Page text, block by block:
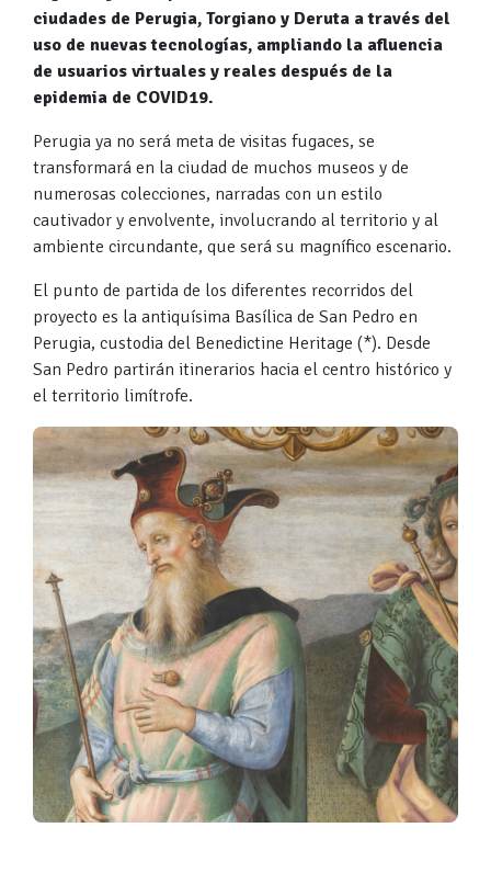
ciudades de Perugia, Torgiano y Deruta a través del
uso de nuevas tecnologías, ampliando la afluencia
de usuarios virtuales y reales después de la
epidemia de COVID19.
Perugia ya no será meta de visitas fugaces, se
transformará en la ciudad de muchos museos y de
numerosas colecciones, narradas con un estilo
cautivador y envolvente, involucrando al territorio y al
ambiente circundante, que será su magnífico escenario.
El punto de partida de los diferentes recorridos del
proyecto es la antiquísima Basílica de San Pedro en
Perugia, custodia del Benedictine Heritage (*). Desde
San Pedro partirán itinerarios hacia el centro histórico y
el territorio limítrofe.